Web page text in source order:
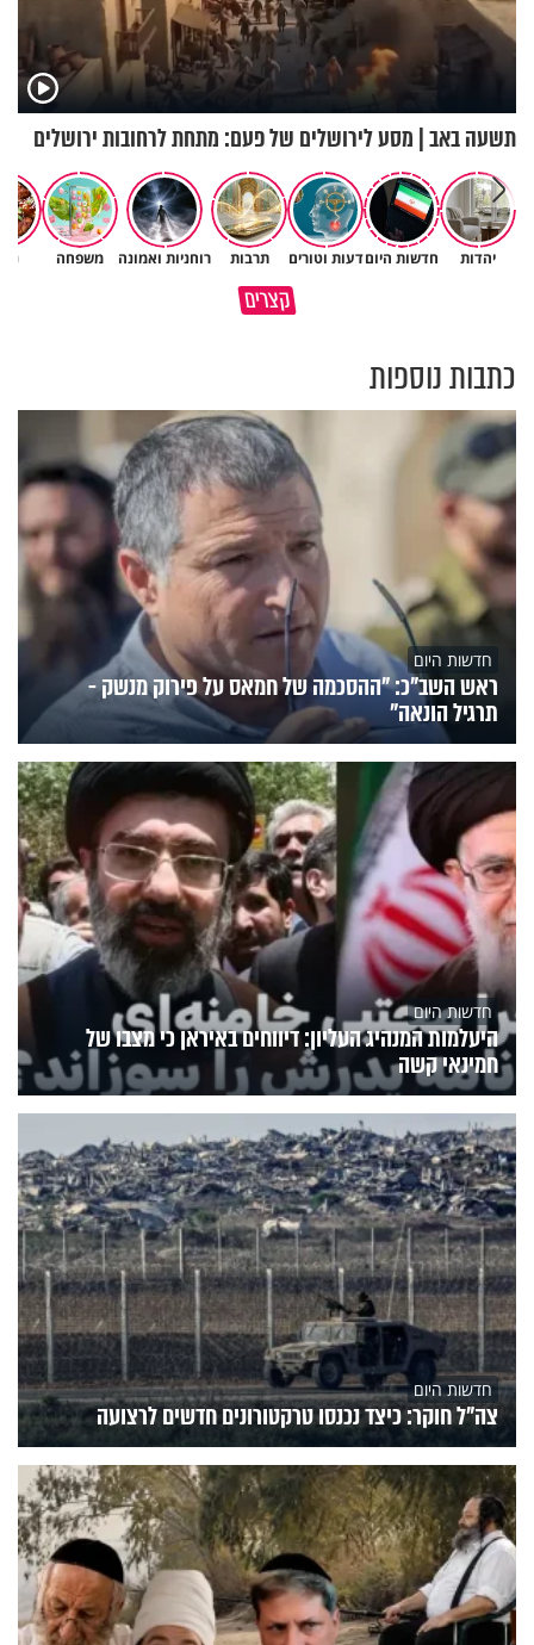
תשעה באב | מסע לירושלים של פעם: מתחת לרחובות ירושלים
יהדות חדשות היוםדעות וטורים תרבות רוחניות ואמונה משפחה
קצרים
באיזה ארץ לומדים יותר גמרא
כתבות נוספות
חדשות היום
ראש השב"כ: "ההסכמה של חמאס על פירוק מנשק -
תרגיל הונאה"
חדשות היום
היעלמות המנהיג העליון: דיווחים באיראן כי מצבו של
חמינאי קשה
חדשות היום
צה"ל חוקר: כיצד נכנסו טרקטורונים חדשים לרצועה